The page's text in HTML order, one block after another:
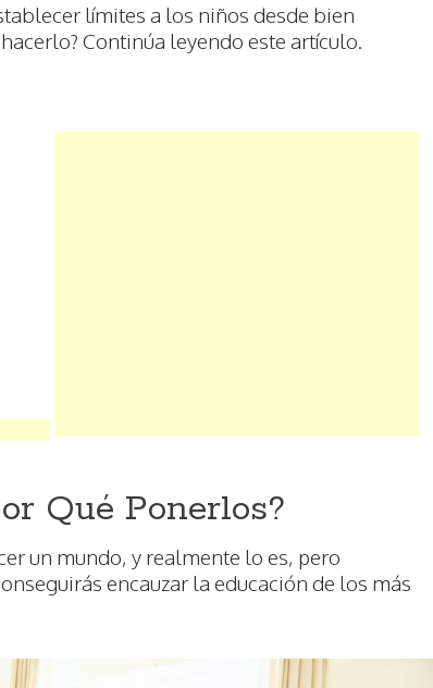
límites a los niños desde bien
Continúa leyendo este artículo.
Qué Ponerlos?
un mundo, y realmente lo es, pero
encauzar la educación de los más